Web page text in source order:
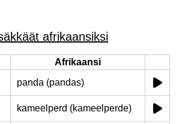
afrikaansiksi
Afrikaansi
panda (pandas)
kameelperd (kameelperde)